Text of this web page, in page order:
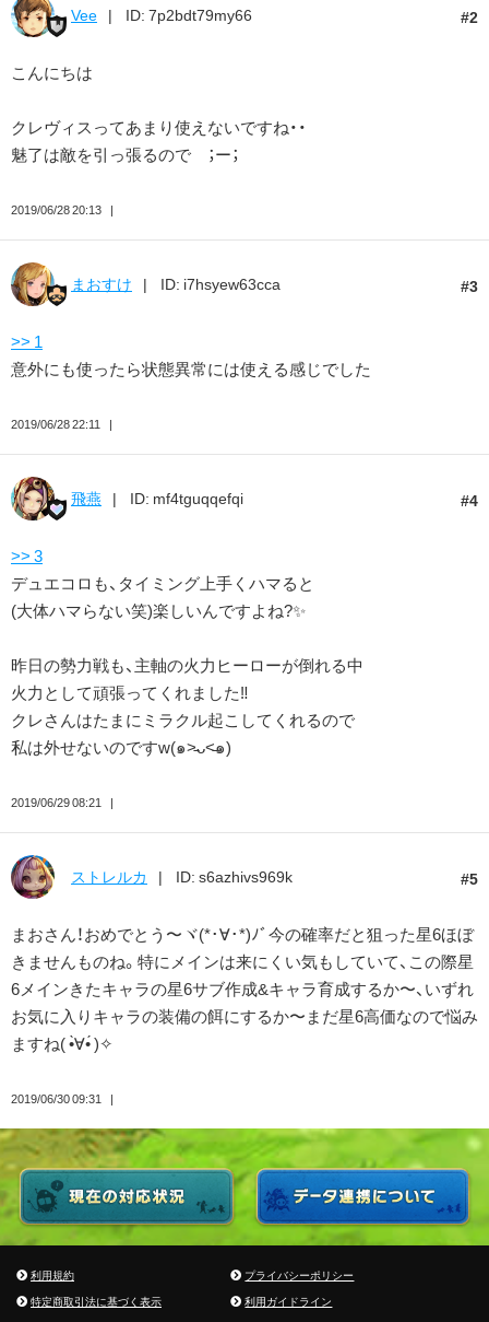
2
Vee ID: 7p2bdt79my66
こんにちは
クレヴィスってあまり使えないですね・・
魅了は敵を引っ張るので ；ー；
2019/06/28 20:13
3
まおすけ ID: i7hsyew63cca
>> 1
意外にも使ったら状態異常には使える感じでした
2019/06/28 22:11
4
飛燕 ID: mf4tguqqefqi
>> 3
デュエコロも、タイミング上手くハマると
(大体ハマらない笑)楽しいんですよね?✨
昨日の勢力戦も、主軸の火力ヒーローが倒れる中
火力として頑張ってくれました‼️
クレさんはたまにミラクル起こしてくれるので
私は外せないのですw(๑˃̵ᴗ˂̵๑)
2019/06/29 08:21
5
ストレルカ ID: s6azhivs969k
まおさん！おめでとう〜ヾ(*･∀︎･*)ﾉﾞ今の確率だと狙った星6ほぼ
きませんものね。特にメインは来にくい気もしていて、この際星
6メインきたキャラの星6サブ作成&キャラ育成するか〜、いずれ
お気に入りキャラの装備の餌にするか〜まだ星6高価なので悩み
ますね( •̀∀︎•́ )✧︎
2019/06/30 09:31
利用規約
プライバシーポリシー
特定商取引法に基づく表示
利用ガイドライン